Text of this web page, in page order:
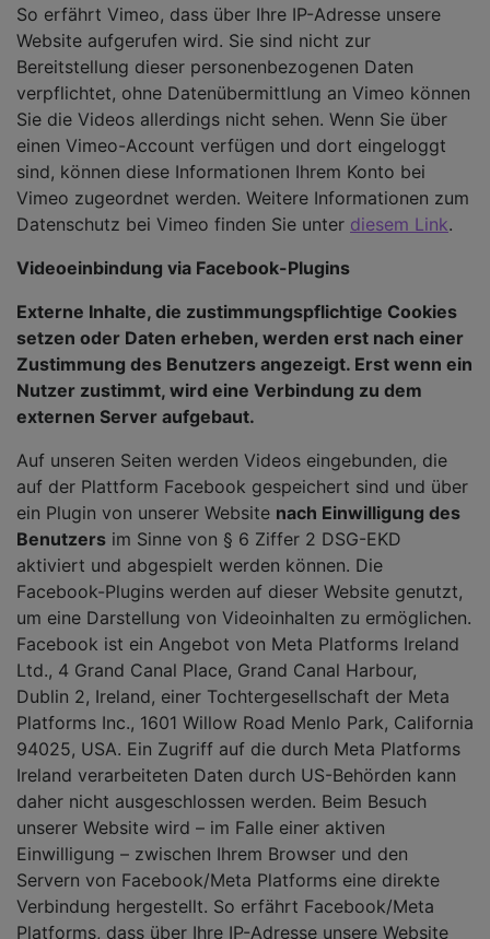
So erfährt Vimeo, dass über Ihre IP-Adresse unsere
Website aufgerufen wird. Sie sind nicht zur
Bereitstellung dieser personenbezogenen Daten
verpflichtet, ohne Datenübermittlung an Vimeo können
Sie die Videos allerdings nicht sehen. Wenn Sie über
einen Vimeo-Account verfügen und dort eingeloggt
sind, können diese Informationen Ihrem Konto bei
Vimeo zugeordnet werden. Weitere Informationen zum
Datenschutz bei Vimeo finden Sie unter diesem Link.
Videoeinbindung via Facebook-Plugins
Externe Inhalte, die zustimmungspflichtige Cookies
setzen oder Daten erheben, werden erst nach einer
Zustimmung des Benutzers angezeigt. Erst wenn ein
Nutzer zustimmt, wird eine Verbindung zu dem
externen Server aufgebaut.
Auf unseren Seiten werden Videos eingebunden, die
auf der Plattform Facebook gespeichert sind und über
ein Plugin von unserer Website nach Einwilligung des
Benutzers im Sinne von § 6 Ziffer 2 DSG-EKD
aktiviert und abgespielt werden können. Die
Facebook-Plugins werden auf dieser Website genutzt,
um eine Darstellung von Videoinhalten zu ermöglichen.
Facebook ist ein Angebot von Meta Platforms Ireland
Ltd., 4 Grand Canal Place, Grand Canal Harbour,
Dublin 2, Ireland, einer Tochtergesellschaft der Meta
Platforms Inc., 1601 Willow Road Menlo Park, California
94025, USA. Ein Zugriff auf die durch Meta Platforms
Ireland verarbeiteten Daten durch US-Behörden kann
daher nicht ausgeschlossen werden. Beim Besuch
unserer Website wird – im Falle einer aktiven
Einwilligung – zwischen Ihrem Browser und den
Servern von Facebook/Meta Platforms eine direkte
Verbindung hergestellt. So erfährt Facebook/Meta
Platforms, dass über Ihre IP-Adresse unsere Website